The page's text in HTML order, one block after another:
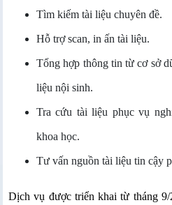
Tìm kiếm tài liệu chuyên đề.
Hỗ trợ scan, in ấn tài liệu.
Tổng hợp thông tin từ cơ sở
liệu nội sinh.
Tra cứu tài liệu phục vụ
khoa học.
Tư vấn nguồn tài liệu tin cậy
Dịch vụ được triển khai từ tháng